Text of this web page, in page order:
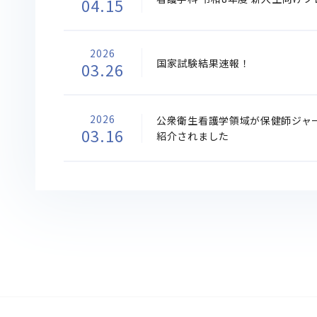
04.15
2026
03.26 国家試験結果速報！
2026
03.16
公衆衛生看護学領域が保健師ジャ
紹介されました